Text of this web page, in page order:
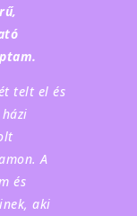
telt el és
A
és
aki